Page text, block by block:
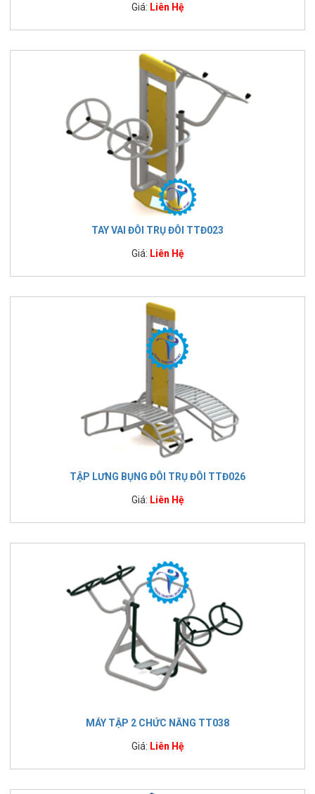
Giá: Liên Hệ
TAY VAI ĐÔI TRỤ ĐÔI TTĐ023
Giá: Liên Hệ
TẬP LƯNG BỤNG ĐÔI TRỤ ĐÔI TTĐ026
Giá: Liên Hệ
MÁY TẬP 2 CHỨC NĂNG TT038
Giá: Liên Hệ